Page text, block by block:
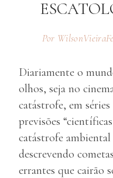
Por
Diariamente o
olhos, seja no
catástrofe, em
previsões
catástrofe
descrevendo
errantes que cairão